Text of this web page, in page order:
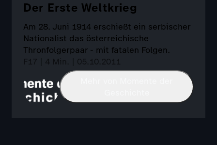
Der Erste Weltkrieg
Am 28. Juni 1914 erschießt ein serbischer
Nationalist das österreichische
Thronfolgerpaar - mit fatalen Folgen.
F17 | 4 Min. | 05.10.2011